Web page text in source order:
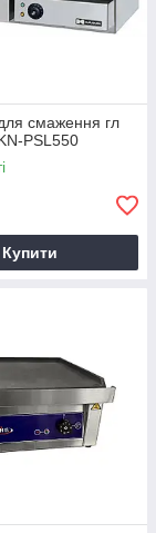
смаження гл
PSL550
Купити